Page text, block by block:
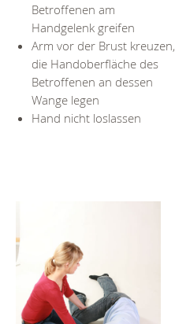
Betroffenen am
Handgelenk greifen
Arm vor der Brust kreuzen,
die Handoberfläche des
Betroffenen an dessen
Wange legen
Hand nicht loslassen